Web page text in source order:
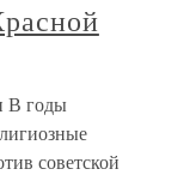
В годы
советской